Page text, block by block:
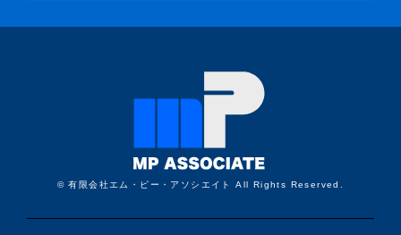
© 有限会社エム・ピー・アソシエイト All Rights Reserved.